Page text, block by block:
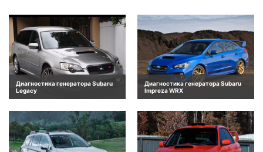
Диагностика генератора Subaru
Legacy
Диагностика генератора Subaru
Impreza WRX